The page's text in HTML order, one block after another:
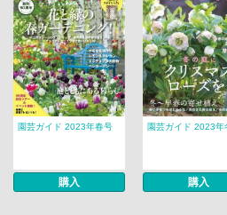
園芸ガイド 2023年春号
購入
園芸ガイド 2023年
購入